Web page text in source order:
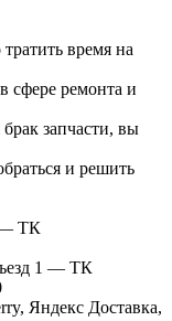
время на
сфере ремонта и
запчасти, вы
и решить
— ТК
1 — ТК
Яндекс Доставка,